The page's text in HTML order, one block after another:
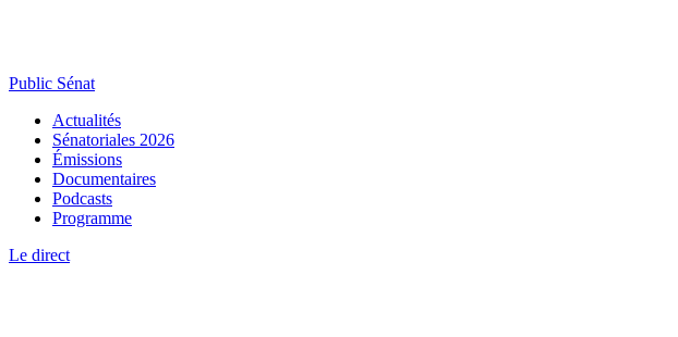
Public Sénat
Actualités
Sénatoriales 2026
Émissions
Documentaires
Podcasts
Programme
Le direct